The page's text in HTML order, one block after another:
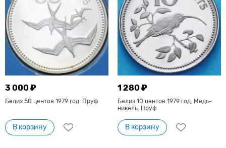
3 000 ₽
Белиз 50 центов 1979 год. Пруф
В корзину
1 280 ₽
Белиз 10 центов 1979 год. Медь-
никель. Пруф
В корзину